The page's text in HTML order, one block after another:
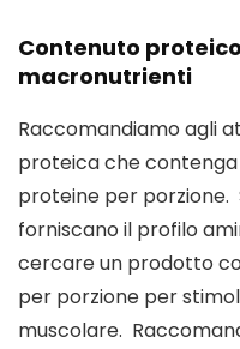
Contenuto
macronutrienti
Raccomandiamo agli
proteica che
proteine ​​per porzione.
forniscano il profilo
cercare un prodotto
per porzione per
muscolare.